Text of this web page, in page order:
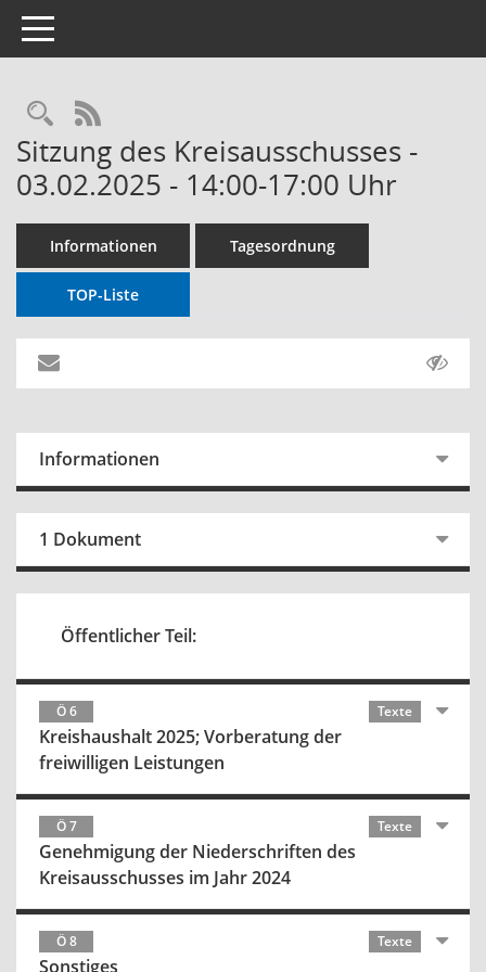
Toggle navigation
RSS-Feed
Sitzung des Kreisausschusses -
03.02.2025 - 14:00-17:00 Uhr
Informationen Tagesordnung
TOP-Liste
Informationen
1 Dokument
Öffentlicher Teil:
Ö 6 Texte
Kreishaushalt 2025; Vorberatung der
freiwilligen Leistungen
Ö 7 Texte
Genehmigung der Niederschriften des
Kreisausschusses im Jahr 2024
Ö 8 Texte
Sonstiges